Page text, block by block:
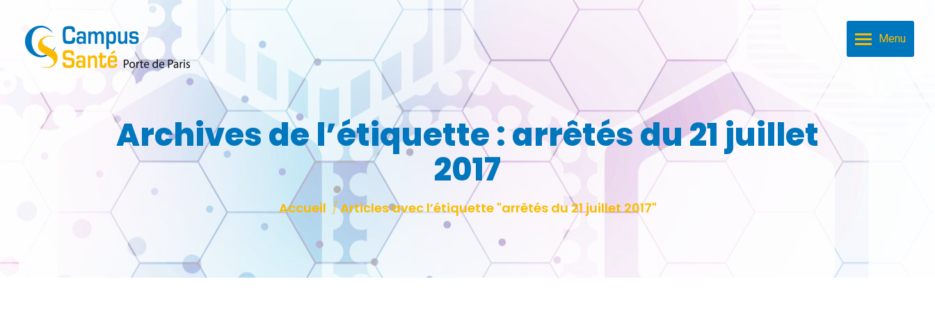
Menu
Archives de l’étiquette :arrêtés du 21 juillet
2017
Vous êtes ici :
Accueil Articles avec l’étiquette "arrêtés du 21 juillet 2017"